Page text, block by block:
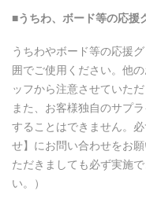
■うちわ、ボー ド等の応援
うちわやボード等の応援
囲でご使用ください。他
ッフから注意させていただ
また、お客様独自のサプ
することはできません。
せ】にお問い合わせをお
ただきましても必ず実施
い。）